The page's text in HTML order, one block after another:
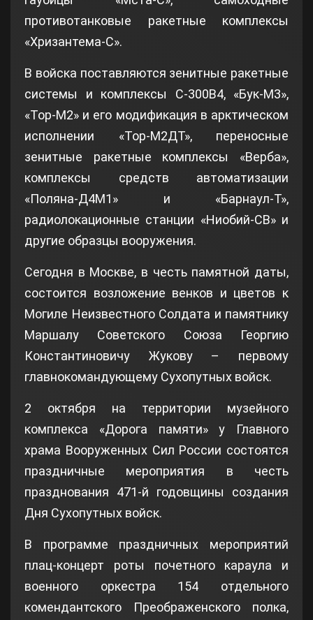
противотанковые ракетные комплексы
«Хризантема-С».
В войска поставляются зенитные ракетные
системы и комплексы С-300В4, «Бук-М3»,
«Тор-М2» и его модификация в арктическом
исполнении «Тор-М2ДТ», переносные
зенитные ракетные комплексы «Верба»,
комплексы средств автоматизации
«Поляна-Д4М1» и «Барнаул-Т»,
радиолокационные станции «Ниобий-СВ» и
другие образцы вооружения.
Сегодня в Москве, в честь памятной даты,
состоится возложение венков и цветов к
Могиле Неизвестного Солдата и памятнику
Маршалу Советского Союза Георгию
Константиновичу Жукову – первому
главнокомандующему Сухопутных войск.
2 октября на территории музейного
комплекса «Дорога памяти» у Главного
храма Вооруженных Сил России состоятся
праздничные мероприятия в честь
празднования 471-й годовщины создания
Дня Сухопутных войск.
В программе праздничных мероприятий
плац-концерт роты почетного караула и
военного оркестра 154 отдельного
комендантского Преображенского полка,